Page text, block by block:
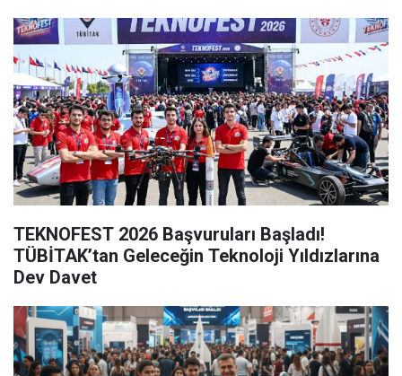
TEKNOFEST 2026 Başvuruları Başladı!
TÜBİTAK’tan Geleceğin Teknoloji Yıldızlarına
Dev Davet